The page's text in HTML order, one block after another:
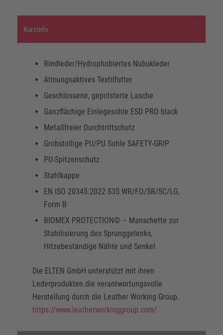
Kurzinfo
Rindleder/Hydrophobiertes Nubukleder
Atmungsaktives Textilfutter
Geschlossene, gepolsterte Lasche
Ganzflächige Einlegesohle ESD PRO black
Metallfreier Durchtrittschutz
Grobstollige PU/PU Sohle SAFETY-GRIP
PU-Spitzenschutz
Stahlkappe
EN ISO 20345:2022 S3S WR/FO/SR/SC/LG,
Form B
BIOMEX PROTECTION© – Manschette zur
Stabilisierung des Sprunggelenks,
Hitzebeständige Nähte und Senkel
Die ELTEN GmbH unterstützt mit ihren
Lederprodukten die verantwortungsvolle
Herstellung durch die Leather Working Group.
https://www.leatherworkinggroup.com/